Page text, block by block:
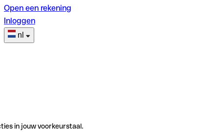
Open een rekening
Inloggen
nl
in jouw voorkeurstaal.